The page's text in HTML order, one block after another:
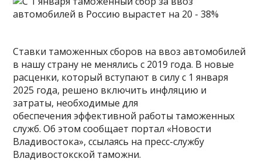
Ставки таможенных сборов на ввоз автомобилей
в нашу страну не менялись с 2019 года. В новые
расценки, который вступают в силу с 1 января
2025 года, решено включить инфляцию и
затраты, необходимые для
обеспечения эффективной работы таможенных
служб. Об этом сообщает портал «Новости
Владивостока», ссылаясь на пресс-службу
Владивостокской таможни.